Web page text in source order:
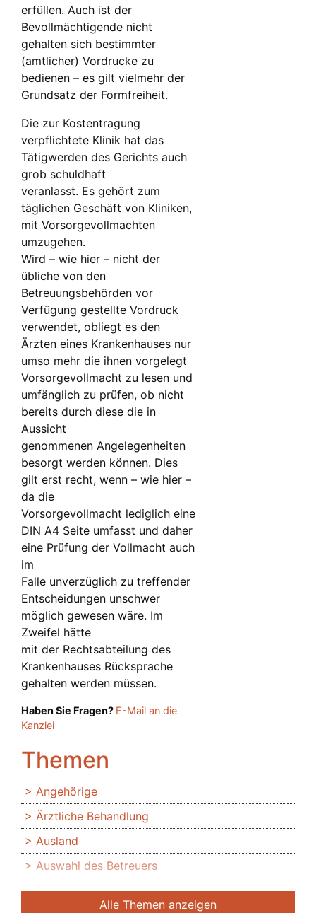
erfüllen. Auch ist der
Bevollmächtigende nicht
gehalten sich bestimmter
(amtlicher) Vordrucke zu
bedienen – es gilt vielmehr der
Grundsatz der Formfreiheit.
Die zur Kostentragung
verpflichtete Klinik hat das
Tätigwerden des Gerichts auch
grob schuldhaft
veranlasst. Es gehört zum
täglichen Geschäft von Kliniken,
mit Vorsorgevollmachten
umzugehen.
Wird – wie hier – nicht der
übliche von den
Betreuungsbehörden vor
Verfügung gestellte Vordruck
verwendet, obliegt es den
Ärzten eines Krankenhauses nur
umso mehr die ihnen vorgelegt
Vorsorgevollmacht zu lesen und
umfänglich zu prüfen, ob nicht
bereits durch diese die in
Aussicht
genommenen Angelegenheiten
besorgt werden können. Dies
gilt erst recht, wenn – wie hier –
da die
Vorsorgevollmacht lediglich eine
DIN A4 Seite umfasst und daher
eine Prüfung der Vollmacht auch
im
Falle unverzüglich zu treffender
Entscheidungen unschwer
möglich gewesen wäre. Im
Zweifel hätte
mit der Rechtsabteilung des
Krankenhauses Rücksprache
gehalten werden müssen.
Haben Sie Fragen? E-Mail an die
Kanzlei
Themen
Angehörige
Ärztliche Behandlung
Ausland
Auswahl des Betreuers
Banken
Alle Themen anzeigen